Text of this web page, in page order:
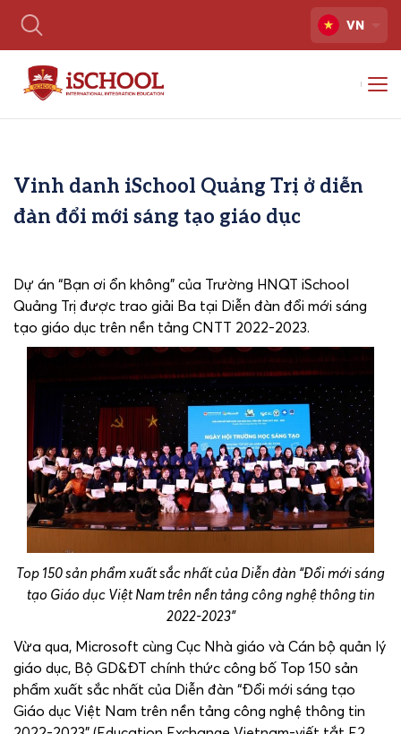
VN
Vinh danh iSchool Quảng Trị ở diễn
đàn đổi mới sáng tạo giáo dục
Dự án “Bạn ơi ổn không” của Trường HNQT iSchool
Quảng Trị được trao giải Ba tại Diễn đàn đổi mới sáng
tạo giáo dục trên nền tảng CNTT 2022-2023.
Top 150 sản phẩm xuất sắc nhất của Diễn đàn “Đổi mới sáng
tạo Giáo dục Việt Nam trên nền tảng công nghệ thông tin
2022-2023”
Vừa qua, Microsoft cùng Cục Nhà giáo và Cán bộ quản lý
giáo dục, Bộ GD&ĐT chính thức công bố Top 150 sản
phẩm xuất sắc nhất của Diễn đàn “Đổi mới sáng tạo
Giáo dục Việt Nam trên nền tảng công nghệ thông tin